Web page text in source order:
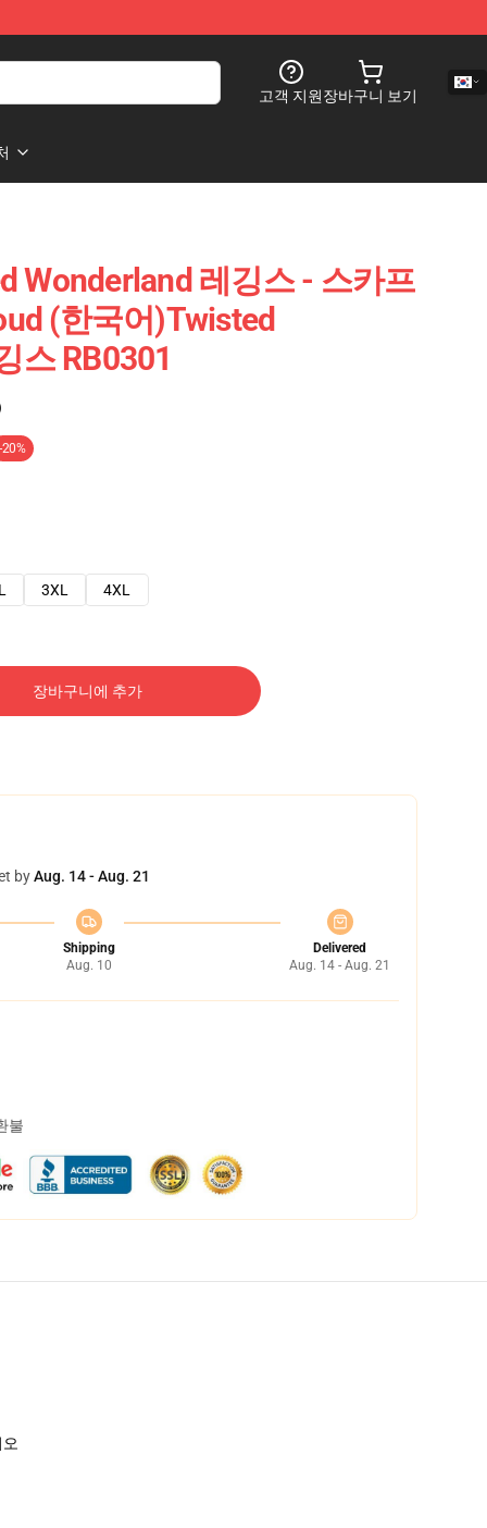
고객 지원장바구니 보기
Wonderland 레깅스 - 스카프
(한국어)Twisted
스 RB0301
-20%
3XL 4XL
장바구니에 추가
byAug. 14 - Aug. 21
Shipping
Aug. 10
Delivered
Aug. 14 - Aug. 21
불